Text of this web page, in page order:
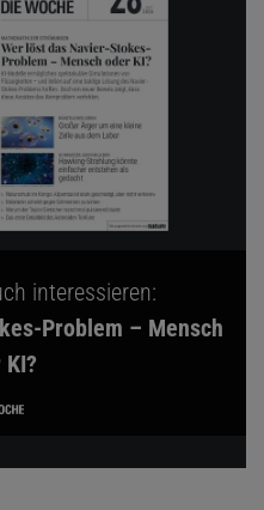
interessieren:
Problem – Mensch